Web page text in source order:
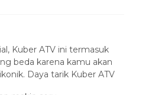
Kuber ATV ini termasuk
beda karena kamu akan
Daya tarik Kuber ATV